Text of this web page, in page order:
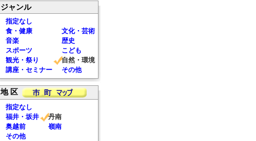
ジャンル
指定なし
食・健康
文化・芸術
音楽
歴史
スポーツ
こども
観光・祭り
自然・環境
講座・セミナー
その他
地 区
指定なし
福井・坂井
丹南
奥越前
嶺南
その他